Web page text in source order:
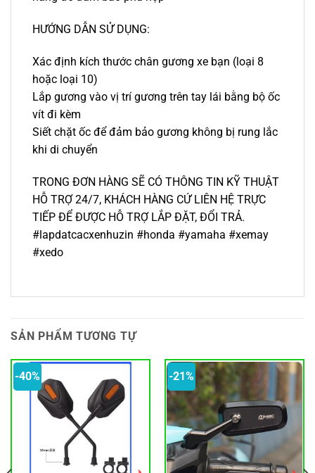
HƯỚNG DẪN SỬ DỤNG:
Xác định kích thước chân gương xe bạn (loại 8
hoặc loại 10)
Lắp gương vào vị trí gương trên tay lái bằng bộ ốc
vít đi kèm
Siết chặt ốc để đảm bảo gương không bị rung lắc
khi di chuyển
TRONG ĐƠN HÀNG SẼ CÓ THÔNG TIN KỸ THUẬT
HỖ TRỢ 24/7, KHÁCH HÀNG CỨ LIÊN HỆ TRỰC
TIẾP ĐỂ ĐƯỢC HỖ TRỢ LẮP ĐẶT, ĐỔI TRẢ.
#lapdatcacxenhuzin #honda #yamaha #xemay
#xedo
SẢN PHẨM TƯƠNG TỰ
-40% -21%